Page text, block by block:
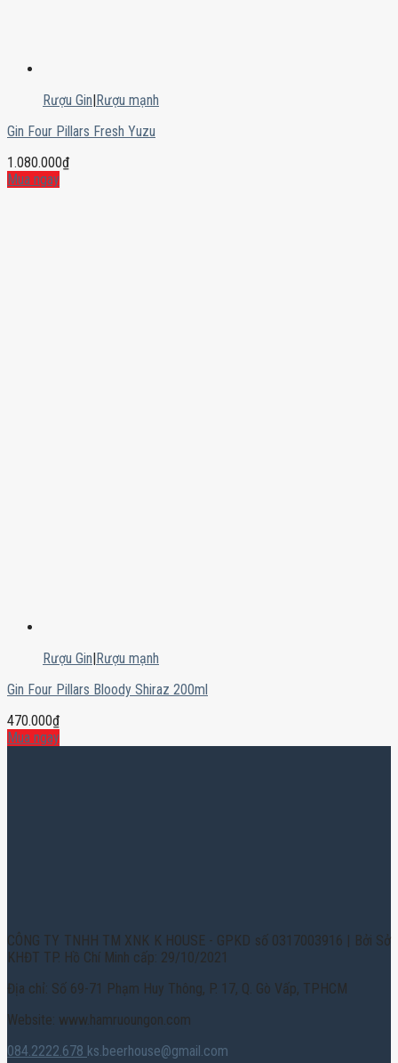
Rượu Gin|Rượu mạnh
Gin Four Pillars Fresh Yuzu
1.080.000₫
Mua ngay
Rượu Gin|Rượu mạnh
Gin Four Pillars Bloody Shiraz 200ml
470.000₫
Mua ngay
CÔNG TY TNHH TM XNK K HOUSE - GPKD số 0317003916 | Bởi Sở
KHĐT TP. Hồ Chí Minh cấp: 29/10/2021
Địa chỉ: Số 69-71 Phạm Huy Thông, P. 17, Q. Gò Vấp, TPHCM
Website: www.hamruoungon.com
084.2222.678 ks.beerhouse@gmail.com